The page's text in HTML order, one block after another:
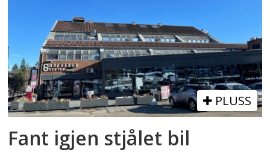
PLUSS
Fant igjen stjålet bil